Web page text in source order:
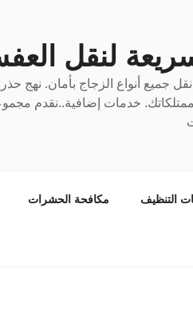
لنقل العفش ٢٤
جميع أنواع الزجاج بأمان. نهج
خدمات إضافية..نقدم
التنظيف مكافحة الحشرات